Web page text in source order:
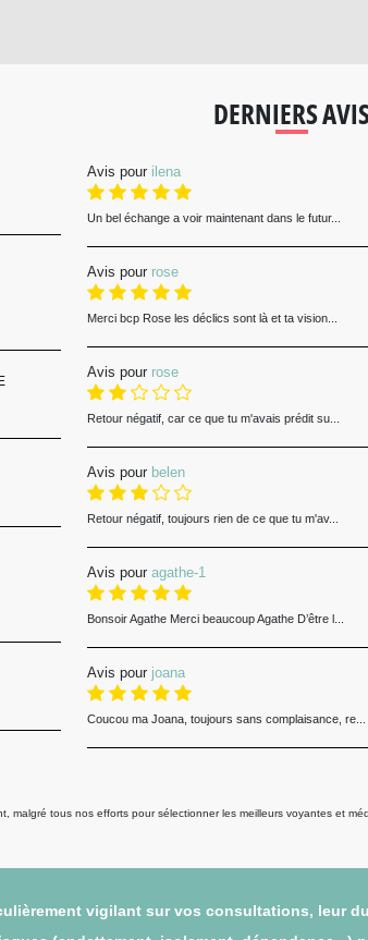
DERNIERS
Avis pour ilena
Un bel échange a voir maintenant dans le futur...
Avis pour rose
Merci bcp Rose les déclics sont là et ta vision...
Avis pour rose
Retour négatif, car ce que tu m'avais prédit su...
Avis pour belen
Retour négatif, toujours rien de ce que tu m'av...
Avis pour agathe-1
Bonsoir Agathe Merci beaucoup Agathe D’être l...
Avis pour joana
Coucou ma Joana, toujours sans complaisance, re...
malgré tous nos efforts pour sélectionner les meilleurs voyantes et
vigilant sur vos consultations, leur